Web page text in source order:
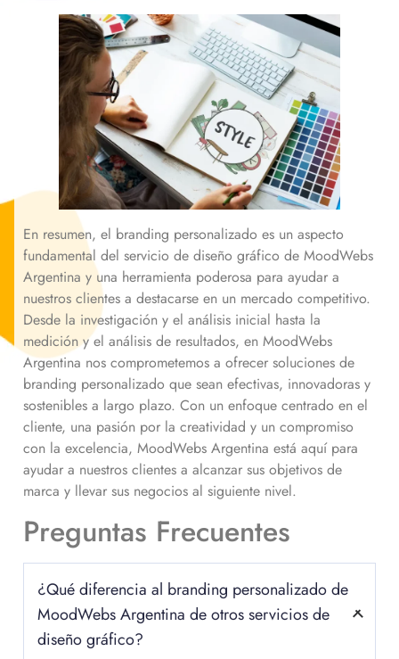
En resumen, el branding personalizado es un aspecto
fundamental del servicio de diseño gráfico de MoodWebs
Argentina y una herramienta poderosa para ayudar a
nuestros clientes a destacarse en un mercado competitivo.
Desde la investigación y el análisis inicial hasta la
medición y el análisis de resultados, en MoodWebs
Argentina nos comprometemos a ofrecer soluciones de
branding personalizado que sean efectivas, innovadoras y
sostenibles a largo plazo. Con un enfoque centrado en el
cliente, una pasión por la creatividad y un compromiso
con la excelencia, MoodWebs Argentina está aquí para
ayudar a nuestros clientes a alcanzar sus objetivos de
marca y llevar sus negocios al siguiente nivel.
Preguntas Frecuentes
¿Qué diferencia al branding personalizado de
MoodWebs Argentina de otros servicios de
diseño gráfico?